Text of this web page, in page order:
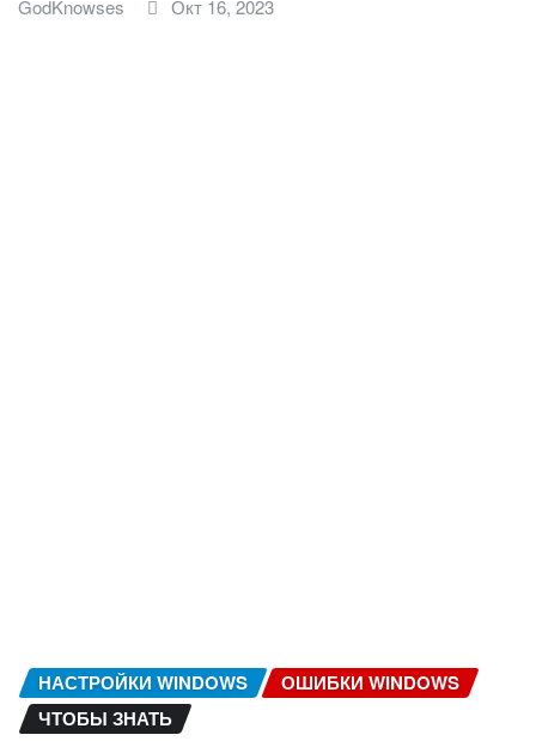
GodKnowses Окт 16, 2023
НАСТРОЙКИ WINDOWS
ОШИБКИ WINDOWS
ЧТОБЫ ЗНАТЬ